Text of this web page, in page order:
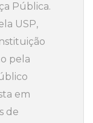
Pública.
USP,
pela
em
de